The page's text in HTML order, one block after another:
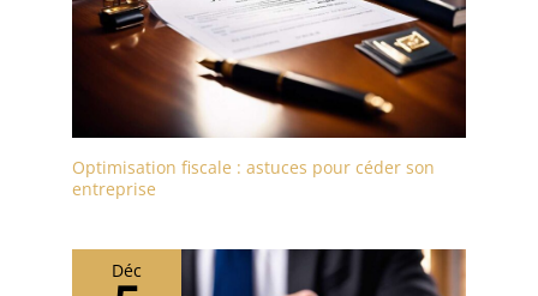
Optimisation fiscale : astuces pour céder son
entreprise
Déc